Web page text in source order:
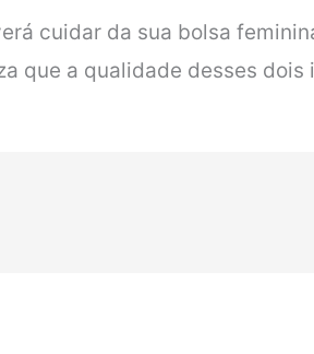
cuidar da sua bolsa
que a qualidade desses dois